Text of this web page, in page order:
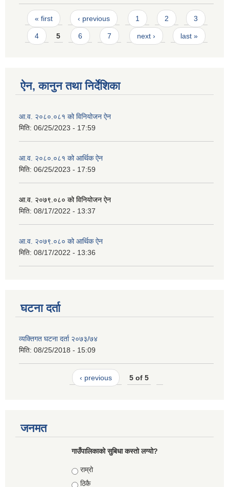
Pages
« first ‹ previous 1 2 3
4 5 6 7 next › last »
ऐन, कानुन तथा निर्देशिका
आ.व. २०८०.०८१ को विनियोजन ऐन
मिति: 06/25/2023 - 17:59
आ.व. २०८०.०८१ को आर्थिक ऐन
मिति: 06/25/2023 - 17:59
आ.व. २०७९.०८० को विनियोजन ऐन
मिति: 08/17/2022 - 13:37
आ.व. २०७९.०८० को आर्थिक ऐन
मिति: 08/17/2022 - 13:36
घटना दर्ता
व्यक्तिगत घटना दर्ता २०७३/७४
मिति: 08/25/2018 - 15:09
‹ previous 5 of 5
जनमत
गाउँपालिकाको सुबिधा कस्तो लग्यो?
Choices
राम्रो
ठिकै